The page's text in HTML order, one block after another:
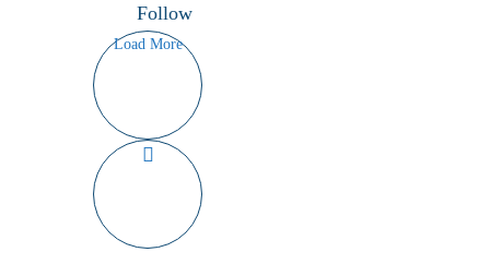
Follow
Load More